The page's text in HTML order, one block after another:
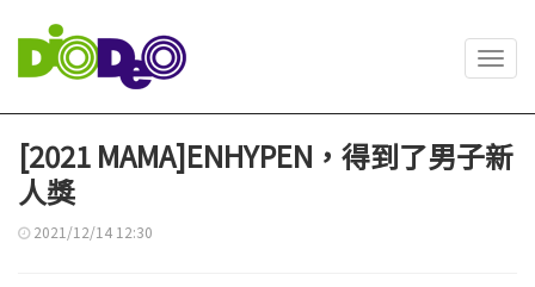
[2021 MAMA]ENHYPEN，得到了男子新
人獎
2021/12/14 12:30